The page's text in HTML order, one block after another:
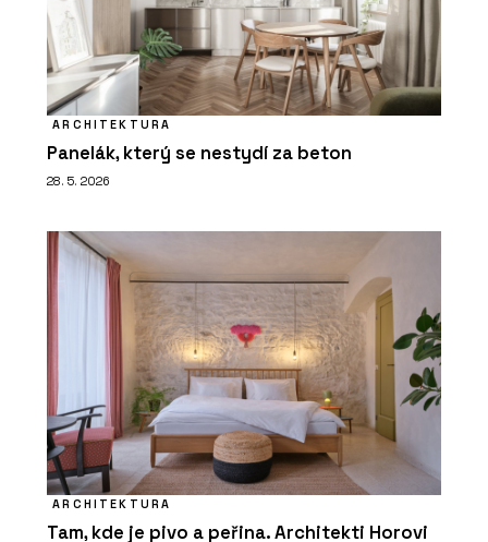
ARCHITEKTURA
Panelák, který se nestydí za beton
28. 5. 2026
ARCHITEKTURA
Tam, kde je pivo a peřina. Architekti Horovi